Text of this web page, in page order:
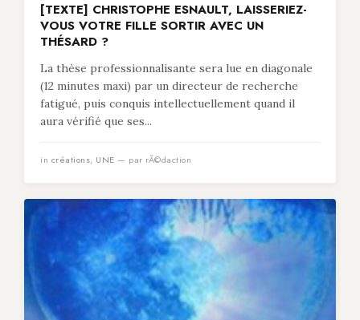
[TEXTE] CHRISTOPHE ESNAULT, LAISSERIEZ-
VOUS VOTRE FILLE SORTIR AVEC UN
THÉSARD ?
La thèse professionnalisante sera lue en diagonale
(12 minutes maxi) par un directeur de recherche
fatigué, puis conquis intellectuellement quand il
aura vérifié que ses...
in créations, UNE — par rÃ©daction